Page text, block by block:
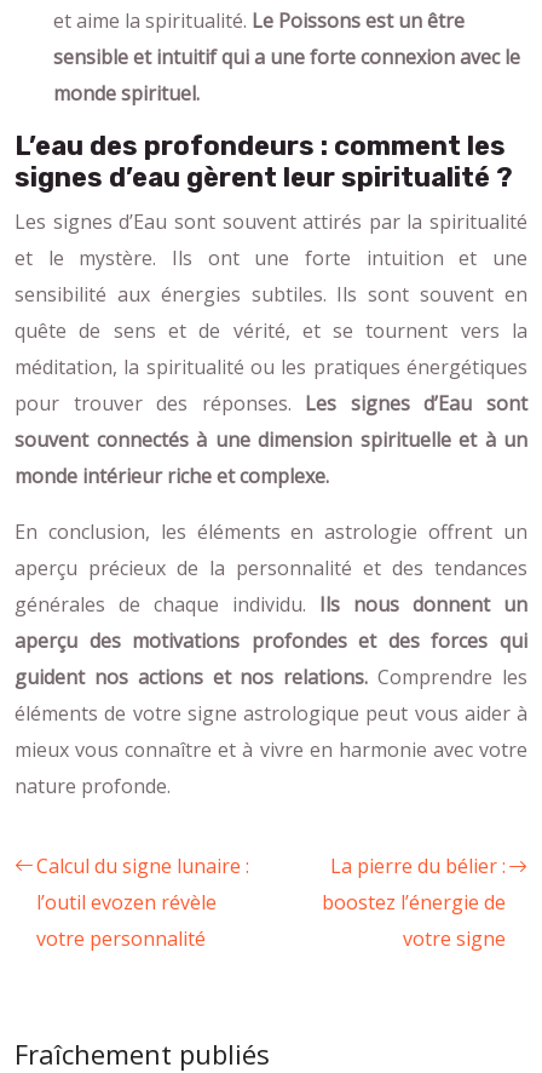
et aime la spiritualité. Le Poissons est un être
sensible et intuitif qui a une forte connexion avec le
monde spirituel.
L’eau des profondeurs : comment les
signes d’eau gèrent leur spiritualité ?
Les signes d’Eau sont souvent attirés par la spiritualité
et le mystère. Ils ont une forte intuition et une
sensibilité aux énergies subtiles. Ils sont souvent en
quête de sens et de vérité, et se tournent vers la
méditation, la spiritualité ou les pratiques énergétiques
pour trouver des réponses. Les signes d’Eau sont
souvent connectés à une dimension spirituelle et à un
monde intérieur riche et complexe.
En conclusion, les éléments en astrologie offrent un
aperçu précieux de la personnalité et des tendances
générales de chaque individu. Ils nous donnent un
aperçu des motivations profondes et des forces qui
guident nos actions et nos relations.Comprendre les
éléments de votre signe astrologique peut vous aider à
mieux vous connaître et à vivre en harmonie avec votre
nature profonde.
Calcul du signe lunaire :
l’outil evozen révèle
votre personnalité
La pierre du bélier :
boostez l’énergie de
votre signe
Fraîchement publiés